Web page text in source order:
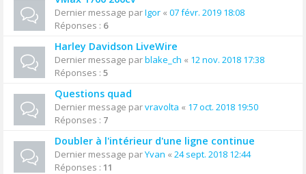
Dernier message parIgor « 07 févr. 2019 18:08
Réponses : 6
Harley Davidson LiveWire
Dernier message parblake_ch « 12 nov. 2018 17:38
Réponses : 5
Questions quad
Dernier message parvravolta « 17 oct. 2018 19:50
Réponses : 7
Doubler à l'intérieur d'une ligne continue
Dernier message parYvan « 24 sept. 2018 12:44
Réponses : 11